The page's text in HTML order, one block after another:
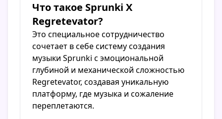
Что такое Sprunki X
Regretevator?
Это специальное сотрудничество
сочетает в себе систему создания
музыки Sprunki с эмоциональной
глубиной и механической сложностью
Regretevator, создавая уникальную
платформу, где музыка и сожаление
переплетаются.